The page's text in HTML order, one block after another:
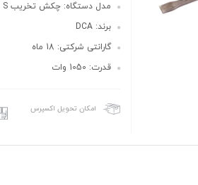
مدل دستگاه: چکش تخریب AZG 6 S
برند: DCA
گارانتی شرکتی: 18 ماه
قدرت: 1050 وات
امکان تحویل اکسپرس